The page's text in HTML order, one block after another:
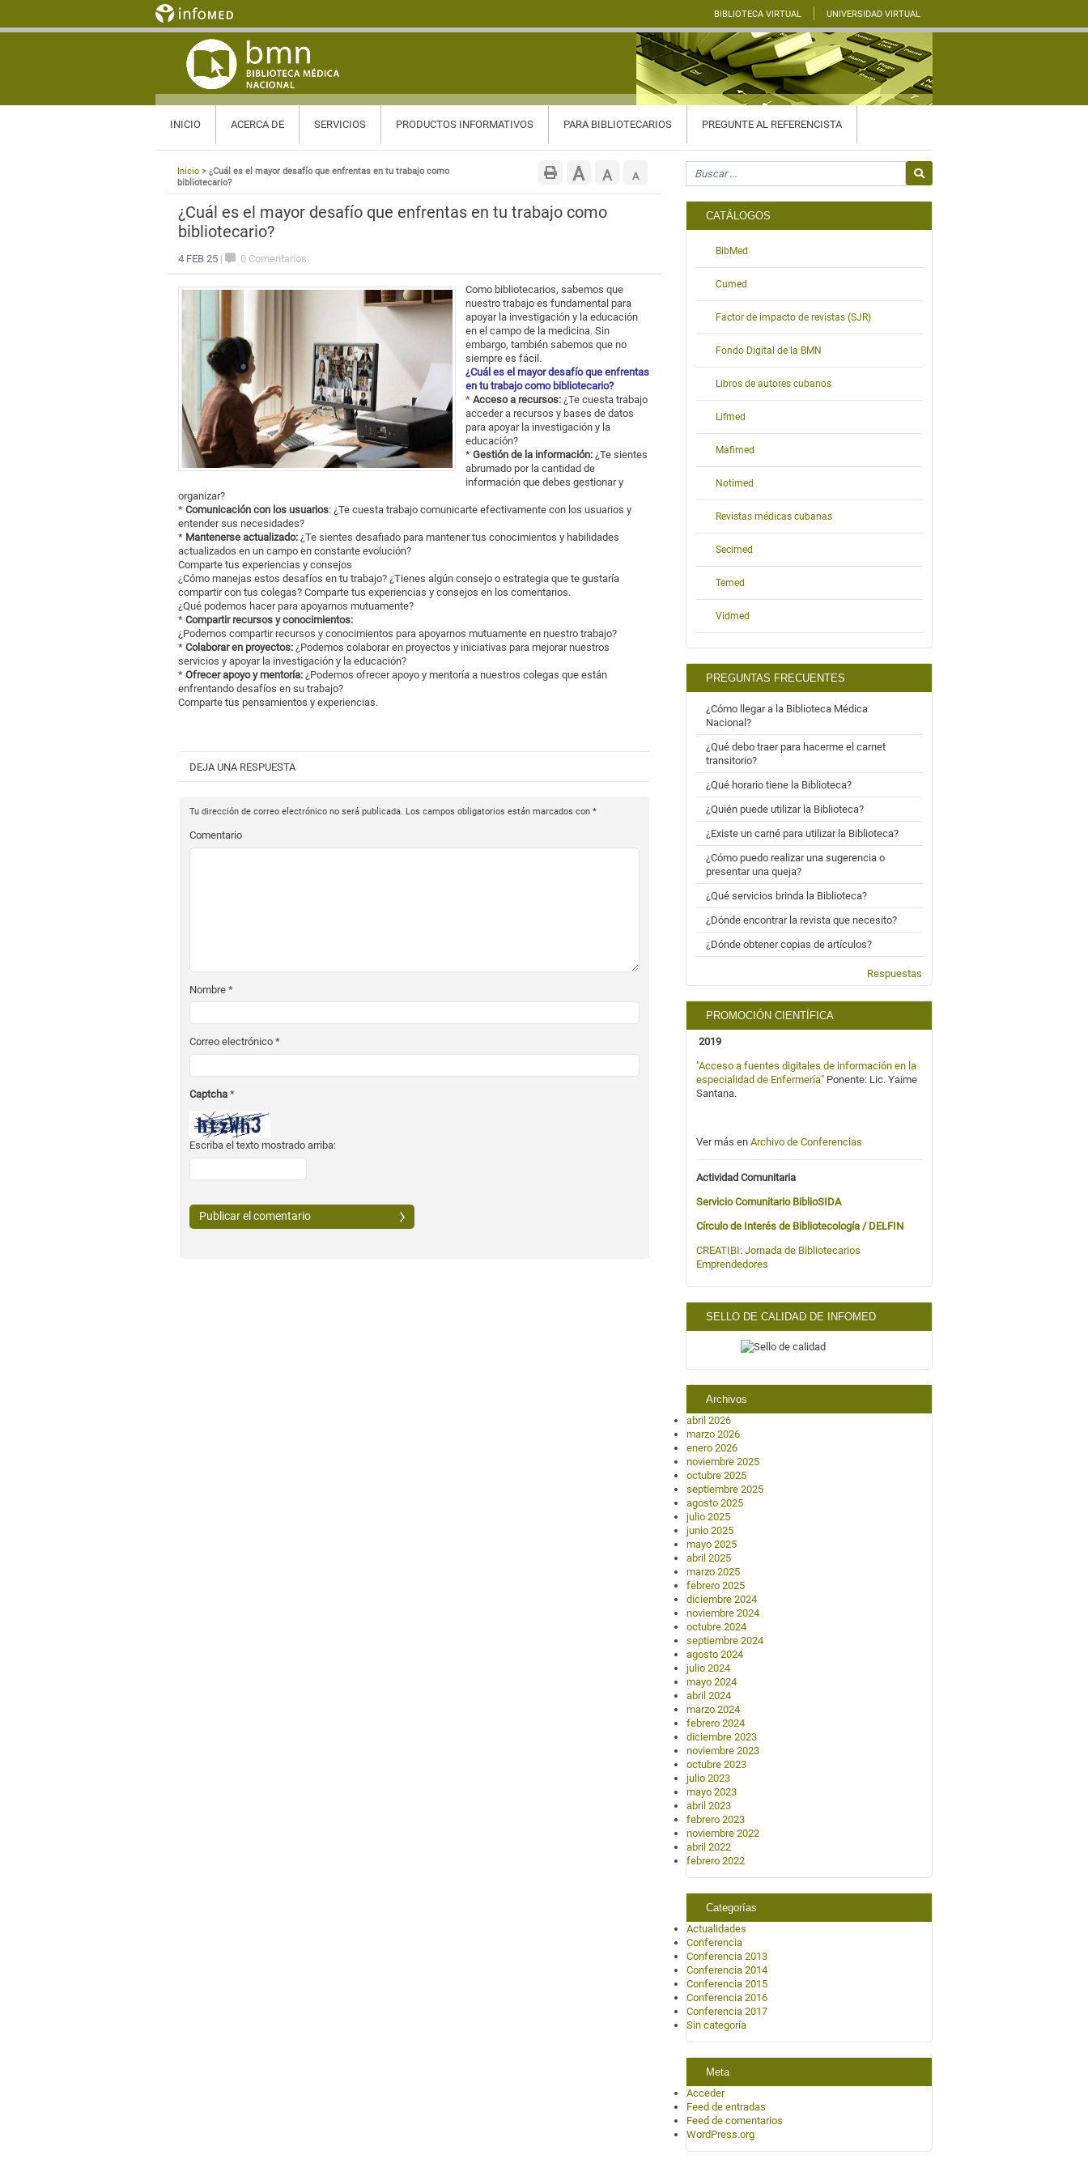
BIBLIOTECA VIRTUAL UNIVERSIDAD VIRTUAL
INICIO ACERCA DE SERVICIOS PRODUCTOS INFORMATIVOS PARA BIBLIOTECARIOS PREGUNTE AL REFERENCISTA
Inicio > ¿Cuál es el mayor desafío que enfrentas en tu trabajo como
bibliotecario?
AReducir
fuente.
ARestablecer
AAumentar
tamaño
¿Cuál es el mayor desafío que enfrentas en tu trabajo como
bibliotecario?
4 FEB 25 | 0 Comentarios
Como bibliotecarios, sabemos que
nuestro trabajo es fundamental para
apoyar la investigación y la educación
en el campo de la medicina. Sin
embargo, también sabemos que no
siempre es fácil.
¿Cuál es el mayor desafío que enfrentas
en tu trabajo como bibliotecario?
* Acceso a recursos: ¿Te cuesta trabajo
acceder a recursos y bases de datos
para apoyar la investigación y la
educación?
* Gestión de la información: ¿Te sientes
abrumado por la cantidad de
información que debes gestionar y
organizar?
* Comunicación con los usuarios: ¿Te cuesta trabajo comunicarte efectivamente con los usuarios y
entender sus necesidades?
* Mantenerse actualizado: ¿Te sientes desafiado para mantener tus conocimientos y habilidades
actualizados en un campo en constante evolución?
Comparte tus experiencias y consejos
¿Cómo manejas estos desafíos en tu trabajo? ¿Tienes algún consejo o estrategia que te gustaría
compartir con tus colegas? Comparte tus experiencias y consejos en los comentarios.
¿Qué podemos hacer para apoyarnos mutuamente?
* Compartir recursos y conocimientos:
¿Podemos compartir recursos y conocimientos para apoyarnos mutuamente en nuestro trabajo?
* Colaborar en proyectos: ¿Podemos colaborar en proyectos y iniciativas para mejorar nuestros
servicios y apoyar la investigación y la educación?
* Ofrecer apoyo y mentoría: ¿Podemos ofrecer apoyo y mentoría a nuestros colegas que están
enfrentando desafíos en su trabajo?
Comparte tus pensamientos y experiencias.
DEJA UNA RESPUESTA
Tu dirección de correo electrónico no será publicada. Los campos obligatorios están marcados con *
Comentario
Nombre *
Correo electrónico *
Captcha *
Escriba el texto mostrado arriba:
Search for
CATÁLOGOS
BibMed
Cumed
Factor de impacto de revistas (SJR)
Fondo Digital de la BMN
Libros de autores cubanos
Lifmed
Mafimed
Notimed
Revistas médicas cubanas
Secimed
Temed
Vidmed
PREGUNTAS FRECUENTES
¿Cómo llegar a la Biblioteca Médica
Nacional?
¿Qué debo traer para hacerme el carnet
transitorio?
¿Qué horario tiene la Biblioteca?
¿Quién puede utilizar la Biblioteca?
¿Existe un carné para utilizar la Biblioteca?
¿Cómo puedo realizar una sugerencia o
presentar una queja?
¿Qué servicios brinda la Biblioteca?
¿Dónde encontrar la revista que necesito?
¿Dónde obtener copias de artículos?
Respuestas
PROMOCIÓN CIENTÍFICA
2019
"Acceso a fuentes digitales de información en la
especialidad de Enfermería"Ponente: Lic. Yaime
Santana.
Ver más en Archivo de Conferencias
Actividad Comunitaria
Servicio Comunitario BiblioSIDA
Círculo de Interés de Bibliotecología / DELFIN
CREATIBI: Jornada de Bibliotecarios
Emprendedores
SELLO DE CALIDAD DE INFOMED
Archivos
abril 2026
marzo 2026
enero 2026
noviembre 2025
octubre 2025
septiembre 2025
agosto 2025
julio 2025
junio 2025
mayo 2025
abril 2025
marzo 2025
febrero 2025
diciembre 2024
noviembre 2024
octubre 2024
septiembre 2024
agosto 2024
julio 2024
mayo 2024
abril 2024
marzo 2024
febrero 2024
diciembre 2023
noviembre 2023
octubre 2023
julio 2023
mayo 2023
abril 2023
febrero 2023
noviembre 2022
abril 2022
febrero 2022
Categorías
Actualidades
Conferencia
Conferencia 2013
Conferencia 2014
Conferencia 2015
Conferencia 2016
Conferencia 2017
Sin categoría
Meta
Acceder
Feed de entradas
Feed de comentarios
WordPress.org